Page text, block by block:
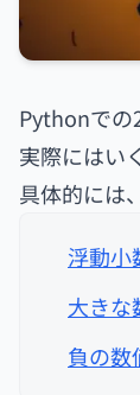
Pythonでの
実際にはい
具体的には
浮動小
大きな
負の数